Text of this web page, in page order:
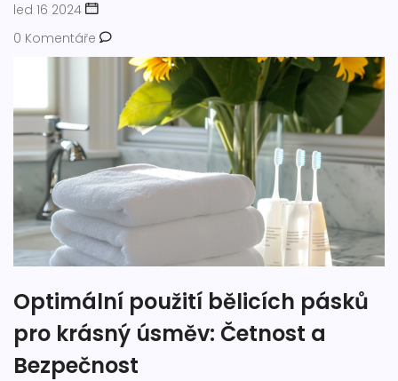
led 16 2024
0 Komentáře
Optimální použití bělicích pásků
pro krásný úsměv: Četnost a
Bezpečnost